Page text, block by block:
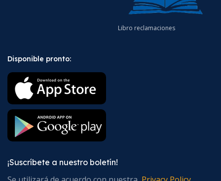
Libro reclamaciones
Disponible pronto:
¡Suscríbete a nuestro boletín!